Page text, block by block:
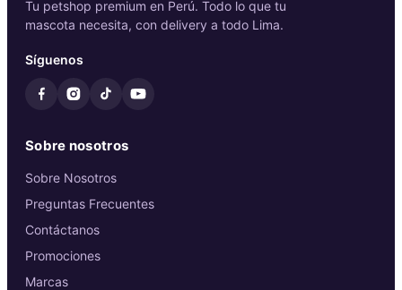
Tu petshop premium en Perú. Todo lo que tu
mascota necesita, con delivery a todo Lima.
Síguenos
Sobre nosotros
Sobre Nosotros
Preguntas Frecuentes
Contáctanos
Promociones
Marcas